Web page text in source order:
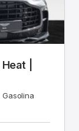
|
Gasolina